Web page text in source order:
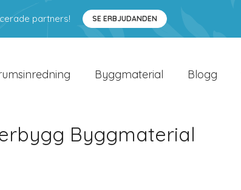
partners! SE ERBJUDANDEN
Byggmaterial Blogg
Byggmaterial